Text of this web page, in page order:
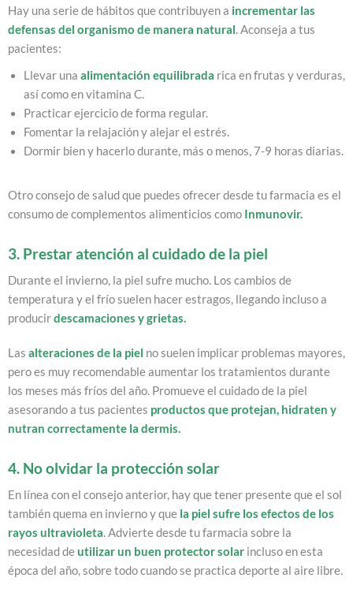
Hay una serie de hábitos que contribuyen a incrementar las
defensas del organismo de manera natural. Aconseja a tus
pacientes:
Llevar una alimentación equilibrada rica en frutas y verduras,
así como en vitamina C.
Practicar ejercicio de forma regular.
Fomentar la relajación y alejar el estrés.
Dormir bien y hacerlo durante, más o menos, 7-9 horas diarias.
Otro consejo de salud que puedes ofrecer desde tu farmacia es el
consumo de complementos alimenticios como Inmunovir.
3. Prestar atención al cuidado de la piel
Durante el invierno, la piel sufre mucho. Los cambios de
temperatura y el frío suelen hacer estragos, llegando incluso a
producirdescamaciones y grietas.
Las alteraciones de la piel no suelen implicar problemas mayores,
pero es muy recomendable aumentar los tratamientos durante
los meses más fríos del año. Promueve el cuidado de la piel
asesorando a tus pacientes productos que protejan, hidraten y
nutran correctamente la dermis.
4. No olvidar la protección solar
En línea con el consejo anterior, hay que tener presente que el sol
también quema en invierno y que la piel sufre los efectos de los
rayos ultravioleta. Advierte desde tu farmacia sobre la
necesidad deutilizar un buen protector solar incluso en esta
época del año, sobre todo cuando se practica deporte al aire libre.